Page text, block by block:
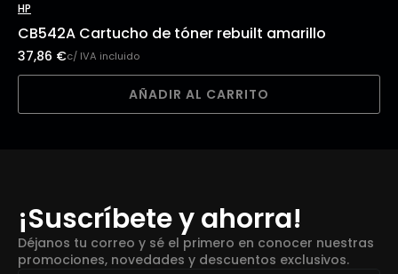
HP
CB542A Cartucho de tóner rebuilt amarillo
37,86 €c/ IVA incluido
AÑADIR AL CARRITO
¡Suscríbete y ahorra!
Déjanos tu correo y sé el primero en conocer nuestras
promociones, novedades y descuentos exclusivos.